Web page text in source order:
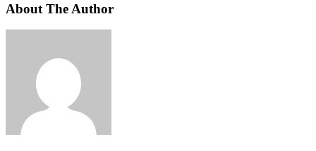
About The Author